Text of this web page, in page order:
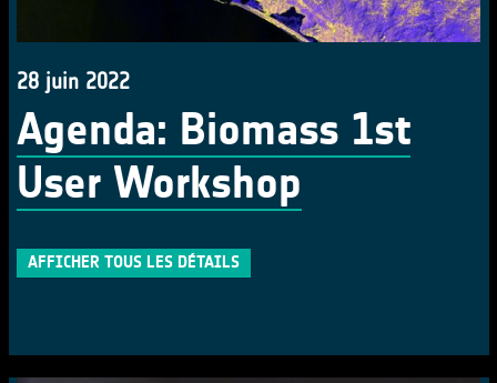
28 juin 2022
Agenda: Biomass 1st
User Workshop
AFFICHER TOUS LES DÉTAILS